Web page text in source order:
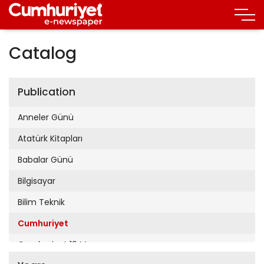
Catalog
Publication
Anneler Günü
Atatürk Kitapları
Babalar Günü
Bilgisayar
Bilim Teknik
Cumhuriyet
Cumhuriyet 19 Mayıs